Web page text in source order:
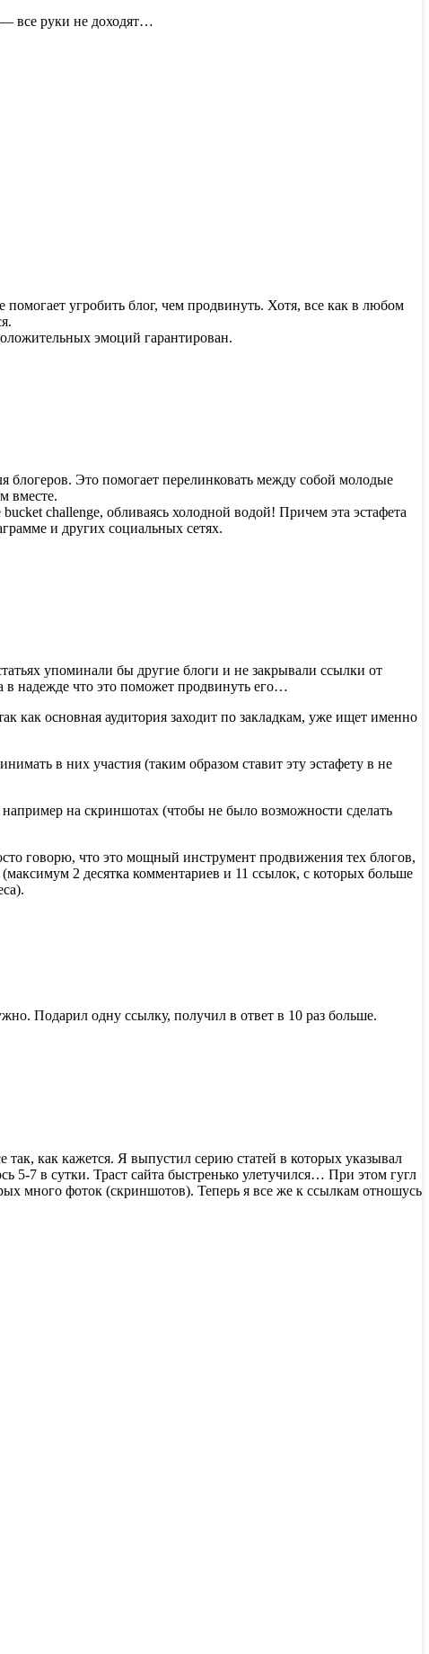
все руки не доходят…
угробить блог, чем продвинуть. Хотя, все как в любом
эмоций гарантирован.
Это помогает перелинковать между собой молодые
вместе.
challengе, обливаясь холодной водой! Причем эта эстафета
и других социальных сетях.
упоминали бы другие блоги и не закрывали ссылки от
надежде что это поможет продвинуть его…
как основная аудитория заходит по закладкам, уже ищет именно
в них участия (таким образом ставит эту эстафету в не
на скриншотах (чтобы не было возможности сделать
говорю, что это мощный инструмент продвижения тех блогов,
2 десятка комментариев и 11 ссылок, с которых больше
Подарил одну ссылку, получил в ответ в 10 раз больше.
как кажется. Я выпустил серию статей в которых указывал
5-7 в сутки. Траст сайта быстренько улетучился… При этом гугл
много фоток (скриншотов). Теперь я все же к ссылкам отношусь